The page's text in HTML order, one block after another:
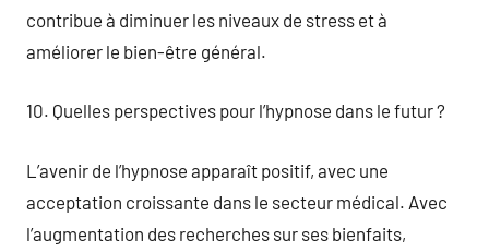
contribue à diminuer les niveaux de stress et à
améliorer le bien-être général.
10. Quelles perspectives pour l’hypnose dans le futur ?
L’avenir de l’hypnose apparaît positif, avec une
acceptation croissante dans le secteur médical. Avec
l’augmentation des recherches sur ses bienfaits,